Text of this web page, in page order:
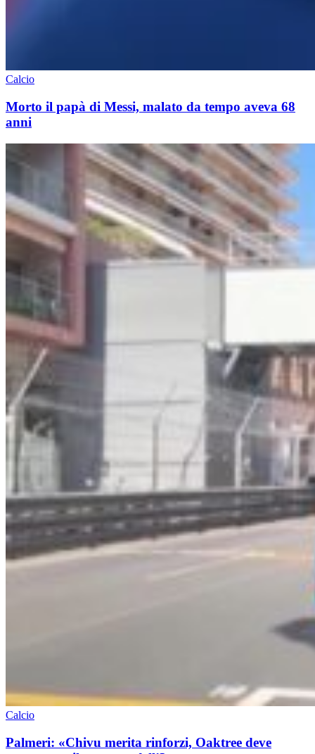
Calcio
Morto il papà di Messi, malato da tempo aveva 68
anni
Calcio
Palmeri: «Chivu merita rinforzi, Oaktree deve